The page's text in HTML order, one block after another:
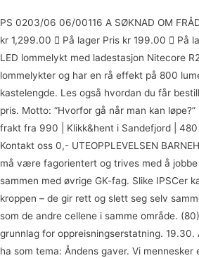
PS 0203/06 06/00116 A SØKNAD OM
kr 1,299.00  På lager Pris kr 199.00  På
LED lommelykt med ladestasjon Nitecore
lommelykter og har en rå effekt på 800
kastelengde. Les også hvordan du får
pris. Motto: “Hvorfor gå når man kan
frakt fra 990 | Klikk&hent i Sandefjord |
Kontakt oss 0,- UTEOPPLEVELSEN
må være fagorientert og trives med å
sammen med øvrige GK-fag. Slike IPSCer
kroppen – de gir rett og slett seg selv
som de andre cellene i samme område.
grunnlag for oppreisningserstatning. 19.30.
ha som tema: Åndens gaver. Vi